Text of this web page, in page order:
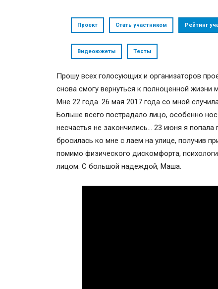
Проект Стать участником Рейтинг
Видеоюжеты Тесты
Прошу всех голосующих и организаторов
снова смогу вернуться к полноценной жизни
Мне 22 года. 26 мая 2017 года со мной
Больше всего пострадало лицо, особенно
несчастья не закончились… 23 июня я
бросилась ко мне с лаем на улице, получив
помимо физического дискомфорта,
лицом. С большой надеждой, Маша.